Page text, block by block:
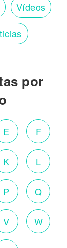
Vídeos
por
E F
K L
P Q
V W